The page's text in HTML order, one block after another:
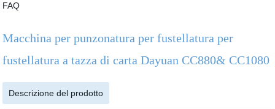
FAQ
Macchina per punzonatura per fustellatura per
fustellatura a tazza di carta Dayuan CC880& CC1080
Descrizione del prodotto